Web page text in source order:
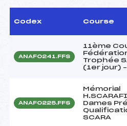
Codex Course
ANAF0241.FFS
11ème
Trophée
(1er jour) –
ANAF0225.FFS
Mémorial
Dames
SCARA